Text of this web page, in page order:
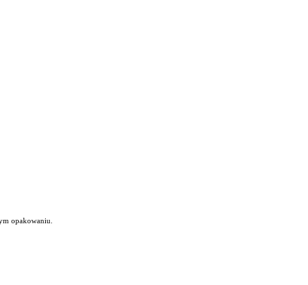
opakowaniu.